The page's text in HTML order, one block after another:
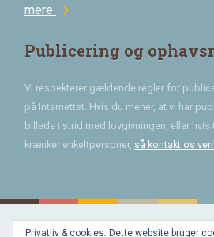
mere chevron_right
Publicering og
Vi respekterer gældende regler for
på Internettet. Hvis du mener, at vi har
billede i strid med lovgivningen, eller hvis
krænker enkeltpersoner, så kontakt os
Privatliv & cookies: Dette website bruger